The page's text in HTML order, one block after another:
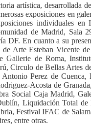
artística, desarrollada
exposiciones en
individuales en
de Madrid, Sala
DF. En cuanto a su
de Arte Esteban Vicente
Gallerie de Roma,
Circulo de Bellas Artes
Perez de Cuenca,
Acosta de
Social Caja Madrid,
Liquidación Total de
Festival IFAC de
entre otras.